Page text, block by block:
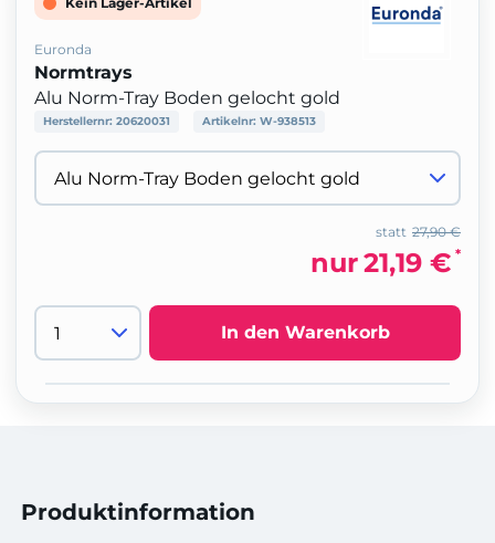
Euronda
Normtrays
Alu Norm-Tray Boden gelocht gold
Herstellernr: 20620031 Artikelnr: W-938513
27,90 €
statt
nur21,19 € *
In den Warenkorb
Produktinformation